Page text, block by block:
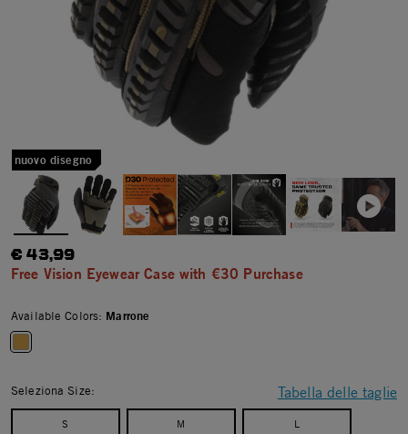
nuovo disegno
€ 43,99
Free Vision Eyewear Case with €30 Purchase
Available Colors: Marrone
Tabella delle taglie
Seleziona Size:
S M L